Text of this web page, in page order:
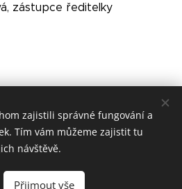
zástupce ředitelky
Lideč, okres Vsetín.
zajistili správné fungování a
Tím vám můžeme zajistit tu
návštěvě.
Přijmout vše